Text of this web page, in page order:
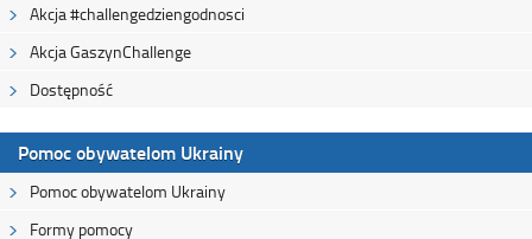
Akcja #challengedziengodnosci
Akcja GaszynChallenge
Dostępność
Pomoc obywatelom Ukrainy
Pomoc obywatelom Ukrainy
Formy pomocy